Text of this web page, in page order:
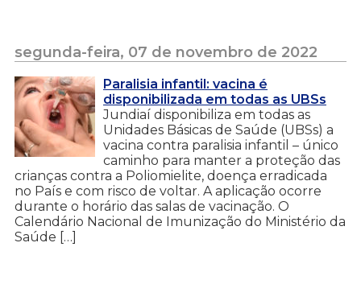
segunda-feira, 07 de novembro de 2022
Paralisia infantil: vacina é
disponibilizada em todas as UBSs
Jundiaí disponibiliza em todas as
Unidades Básicas de Saúde (UBSs) a
vacina contra paralisia infantil – único
caminho para manter a proteção das
crianças contra a Poliomielite, doença erradicada
no País e com risco de voltar. A aplicação ocorre
durante o horário das salas de vacinação. O
Calendário Nacional de Imunização do Ministério da
Saúde […]